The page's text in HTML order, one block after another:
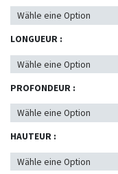
LONGUEUR :
PROFONDEUR :
HAUTEUR :